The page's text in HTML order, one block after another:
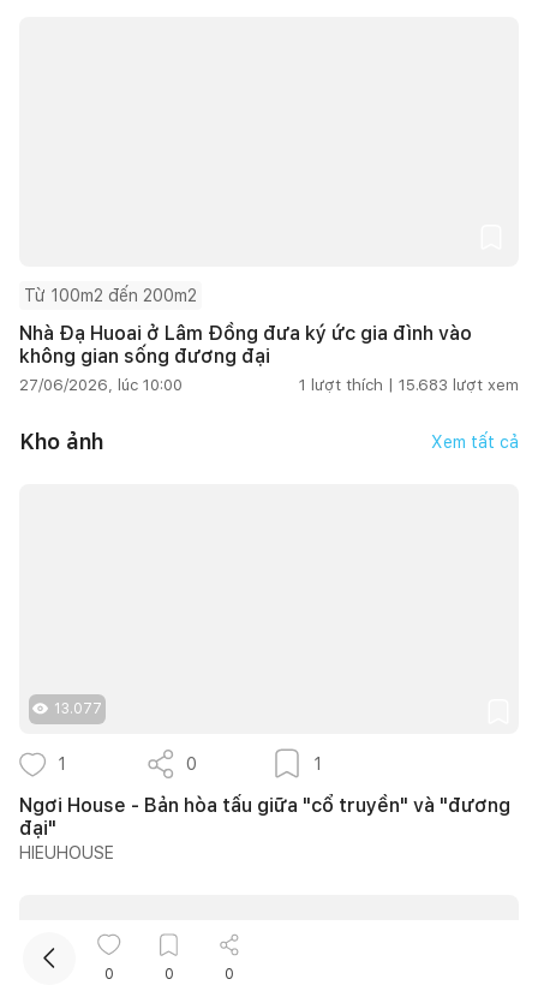
Từ 100m2 đến 200m2
Nhà Đạ Huoai ở Lâm Đồng đưa ký ức gia đình vào
không gian sống đương đại
27/06/2026, lúc 10:00 1 lượt thích | 15.683 lượt xem
Kho ảnh Xem tất cả
13.077
1 0 1
Ngơi House - Bản hòa tấu giữa "cổ truyền" và "đương
đại"
HIEUHOUSE
0 0 0
Mua sắm hoàn thiện nhà